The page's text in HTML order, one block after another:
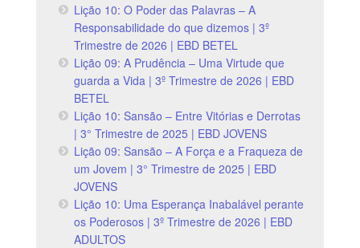
Lição 10: O Poder das Palavras – A
Responsabilidade do que dizemos | 3º
Trimestre de 2026 | EBD BETEL
Lição 09: A Prudência – Uma Virtude que
guarda a Vida | 3º Trimestre de 2026 | EBD
BETEL
Lição 10: Sansão – Entre Vitórias e Derrotas
| 3° Trimestre de 2025 | EBD JOVENS
Lição 09: Sansão – A Força e a Fraqueza de
um Jovem | 3° Trimestre de 2025 | EBD
JOVENS
Lição 10: Uma Esperança Inabalável perante
os Poderosos | 3º Trimestre de 2026 | EBD
ADULTOS